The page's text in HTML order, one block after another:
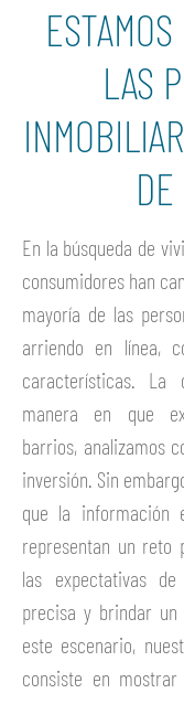
LAS
En la búsqueda de
consumidores han
mayoría de las
arriendo en línea,
características. La
manera en que
barrios, analizamos
inversión. Sin
que la información
representan un reto
las expectativas
precisa y brindar un
este escenario,
consiste en